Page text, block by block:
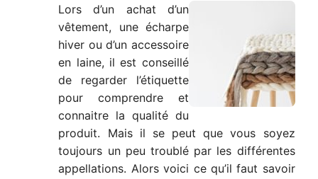
Lors d’un achat d’un
vêtement, une écharpe
hiver ou d’un accessoire
en laine, il est conseillé
de regarder l’étiquette
pour comprendre et
connaitre la qualité du
produit. Mais il se peut que vous soyez
toujours un peu troublé par les différentes
appellations. Alors voici ce qu’il faut savoir